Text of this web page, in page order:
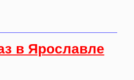
в Ярославле